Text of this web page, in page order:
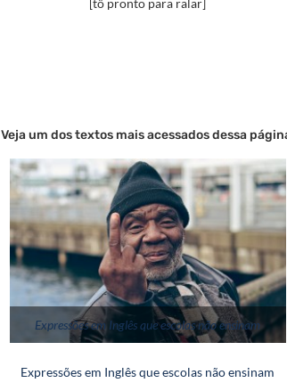
[tô pronto para ralar]
Veja um dos textos mais acessados dessa
Expressões em Inglês que escolas não ensinam
Expressões em Inglês que escolas não ensinam